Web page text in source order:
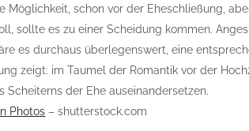
Möglichkeit, schon vor der Eheschließung,
sollte es zu einer Scheidung kommen.
es durchaus überlegenswert, eine
zeigt: im Taumel der Romantik vor der
Scheiterns der Ehe auseinandersetzen.
Photos – shutterstock.com